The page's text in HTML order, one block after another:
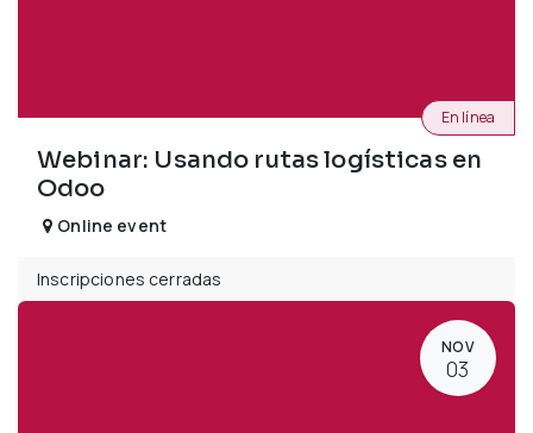
Webinar: Usando rutas logísticas en
Odoo
En línea
Online event
Inscripciones cerradas
NOV
03